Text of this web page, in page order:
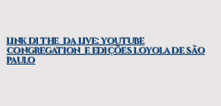
link di the da live: youtube
congregation e edições loyola de são
paulo